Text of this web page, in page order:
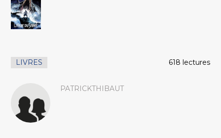
LIVRES 618 lectures
PATRICKTHIBAUT